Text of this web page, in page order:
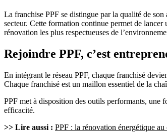
La franchise PPF se distingue par la qualité de
secteur. Cette formation continue permet de
rénovation les plus respectueuses de
Rejoindre PPF, c’est
En intégrant le réseau PPF, chaque franchisé
Chaque franchisé est un maillon essentiel de la
PPF met à disposition des outils performants, une
efficacité.
>> Lire aussi : PPF : la rénovation énergétique